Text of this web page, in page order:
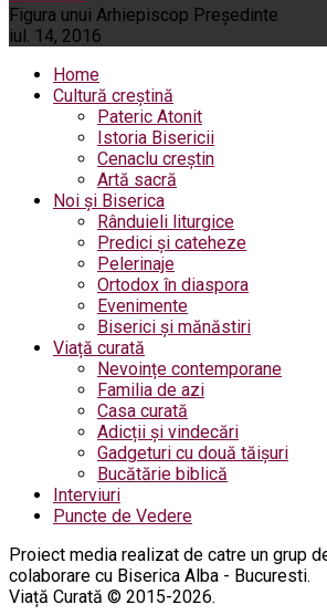
Figura unui Arhiepiscop Preşedinte
iul. 14, 2016
Home
Cultură creștină
Pateric Atonit
Istoria Bisericii
Cenaclu creștin
Artă sacră
Noi și Biserica
Rânduieli liturgice
Predici și cateheze
Pelerinaje
Ortodox în diaspora
Evenimente
Biserici și mănăstiri
Viață curată
Nevoințe contemporane
Familia de azi
Casa curată
Adicții și vindecări
Gadgeturi cu două tăișuri
Bucătărie biblică
Interviuri
Puncte de Vedere
Proiect media realizat de catre un grup
colaborare cu Biserica Alba - Bucuresti.
Viață Curată © 2015-2026.